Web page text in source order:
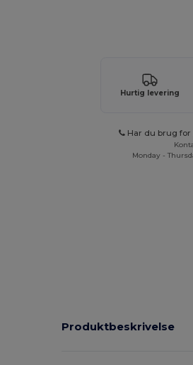
Hurtig levering
Har du brug for
Monday -
Produktbeskrivelse